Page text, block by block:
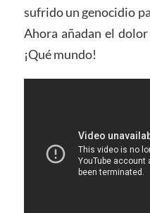
sufrido un genocidio
Ahora añadan el
¡Qué mundo!